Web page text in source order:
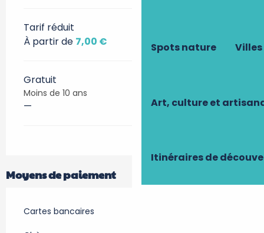
Spots nature
Art, culture et
Itinéraires de
Tarif réduit
À partir de 7,00 €
Gratuit
Moins de 10 ans
—
Moyens de paiement
Cartes bancaires